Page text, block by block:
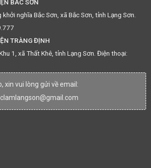
BẮC SƠN
nghĩa Bắc Sơn, xã Bắc Sơn, tỉnh Lạng Sơn.
TRÀNG ĐỊNH
1, xã Thất Khê, tỉnh Lạng Sơn. Điện thoại:
xin vui lòng gửi về email: